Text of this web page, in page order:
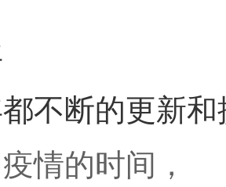
不断的更新和
情的时间，